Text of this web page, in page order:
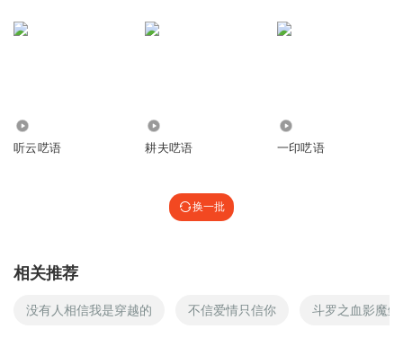
听云呓语 耕夫呓语 一印呓语
换一批
相关推荐
没有人相信我是穿越的 不信爱情只信你 斗罗之血影魔鲸